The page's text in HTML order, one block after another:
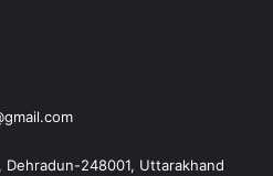
Dehradun-248001, Uttarakhand